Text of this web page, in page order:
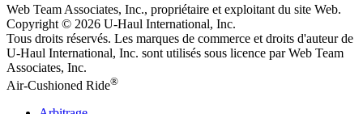
Web Team Associates, Inc., propriétaire et exploitant du site Web.
Copyright © 2026 U-Haul International, Inc.
Tous droits réservés. Les marques de commerce et droits d'auteur de
U-Haul International, Inc. sont utilisés sous licence par Web Team
Associates, Inc.
Air-Cushioned Ride®